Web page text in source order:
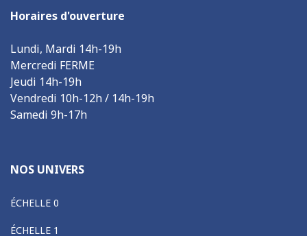
Horaires d'ouverture
Lundi, Mardi 14h-19h
Mercredi FERME
Jeudi 14h-19h
Vendredi 10h-12h / 14h-19h
Samedi 9h-17h
NOS UNIVERS
ÉCHELLE 0
ÉCHELLE 1